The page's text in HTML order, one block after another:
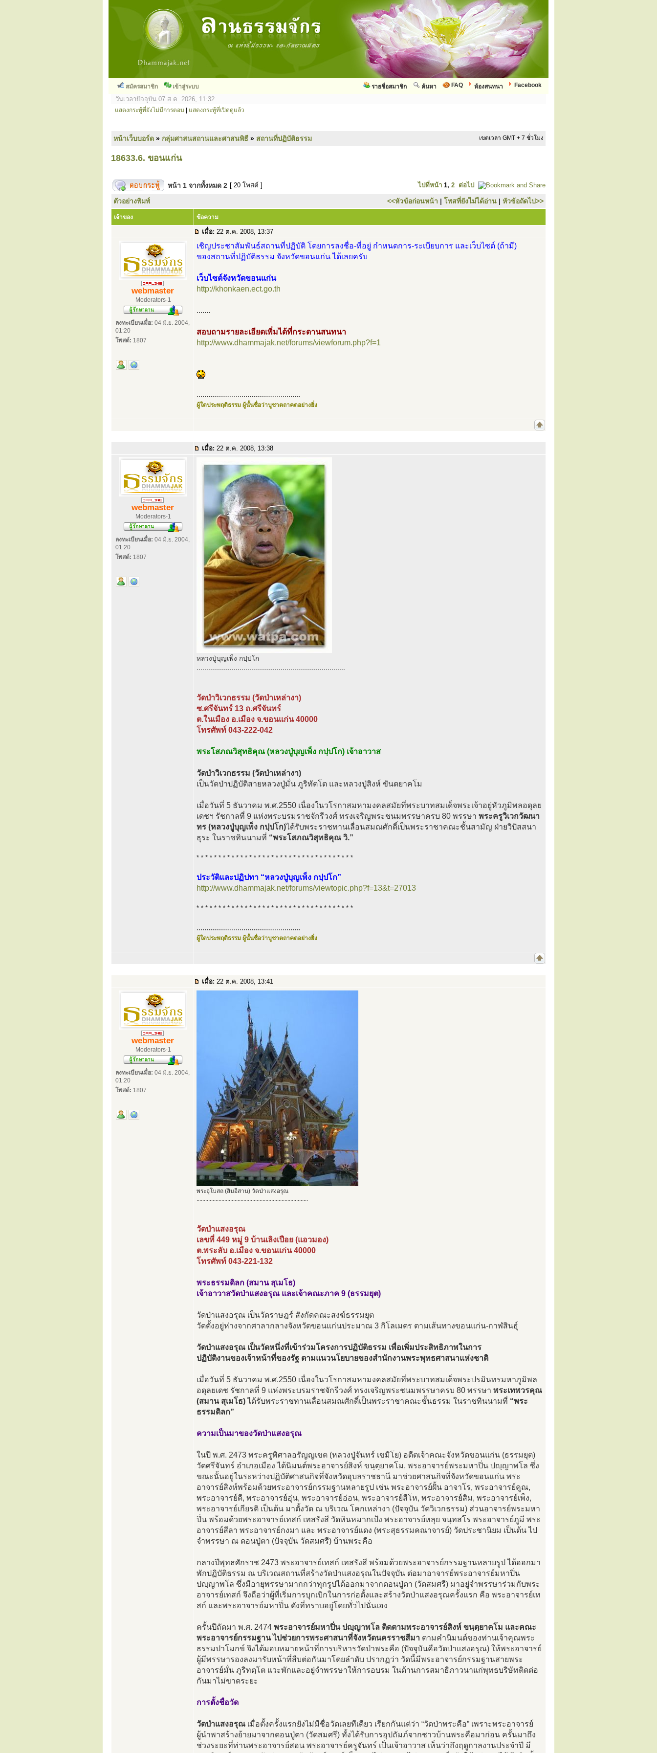
สมัครสมาชิก เข้าสู่ระบบ Facebook
ห้องสนทนา
FAQ
ค้นหา
รายชื่อสมาชิก
วันเวลาปัจจุบัน 07 ส.ค. 2026, 11:32
แสดงกระทู้ที่ยังไม่มีการตอบ แสดงกระทู้ที่เปิดดูแล้ว
หน้าเว็บบอร์ด » กลุ่มศาสนสถานและศาสนพิธี » สถานที่ปฏิบัติธรรม เขตเวลา GMT + 7 ชั่วโมง
18633.6. ขอนแก่น
หน้า 1 จากทั้งหมด 2 [ 20 โพสต์ ] ไปที่หน้า 1, 2 ต่อไป
ตัวอย่างพิมพ์ <<หัวข้อก่อนหน้า | โพสที่ยังไม่ได้อ่าน | หัวข้อถัดไป>>
เจ้าของ ข้อความ
เมื่อ: 22 ต.ค. 2008, 13:37
webmaster
Moderators-1
ลงทะเบียนเมื่อ: 04 มิ.ย. 2004,
01:20
โพสต์: 1807
เชิญประชาสัมพันธ์สถานที่ปฏิบัติ โดยการลงชื่อ-ที่อยู่ กำหนดการ-ระเบียบการ และเว็บไซต์ (ถ้ามี)
ของสถานที่ปฏิบัติธรรม จังหวัดขอนแก่น ได้เลยครับ
เว็บไซต์จังหวัดขอนแก่น
http://khonkaen.ect.go.th
.......
สอบถามรายละเอียดเพิ่มได้ที่กระดานสนทนา
http://www.dhammajak.net/forums/viewforum.php?f=1
.....................................................
ผู้ใดประพฤติธรรม ผู้นั้นชื่อว่าบูชาตถาคตอย่างยิ่ง
เมื่อ: 22 ต.ค. 2008, 13:38
webmaster
Moderators-1
ลงทะเบียนเมื่อ: 04 มิ.ย. 2004,
01:20
โพสต์: 1807
หลวงปู่บุญเพ็ง กปฺปโก
............................................................................
วัดป่าวิเวกธรรม (วัดป่าเหล่างา)
ซ.ศรีจันทร์ 13 ถ.ศรีจันทร์
ต.ในเมือง อ.เมือง จ.ขอนแก่น 40000
โทรศัพท์ 043-222-042
พระโสภณวิสุทธิคุณ (หลวงปู่บุญเพ็ง กปฺปโก) เจ้าอาวาส
วัดป่าวิเวกธรรม (วัดป่าเหล่างา)
เป็นวัดป่าปฏิบัติสายหลวงปู่มั่น ภูริทัตโต และหลวงปู่สิงห์ ขันตยาคโม
เมื่อวันที่ 5 ธันวาคม พ.ศ.2550 เนื่องในวโรกาสมหามงคลสมัยที่พระบาทสมเด็จพระเจ้าอยู่หัวภูมิพลอดุลย
เดชฯ รัชกาลที่ 9 แห่งพระบรมราชจักรีวงศ์ ทรงเจริญพระชนมพรรษาครบ 80 พรรษา พระครูวิเวกวัฒนา
ทร (หลวงปู่บุญเพ็ง กปฺปโก)ได้รับพระราชทานเลื่อนสมณศักดิ์เป็นพระราชาคณะชั้นสามัญ ฝ่ายวิปัสสนา
ธุระ ในราชทินนามที่ “พระโสภณวิสุทธิคุณ วิ.”
* * * * * * * * * * * * * * * * * * * * * * * * * * * * * * * * * * * *
ประวัติและปฏิปทา “หลวงปู่บุญเพ็ง กปฺปโก”
http://www.dhammajak.net/forums/viewtopic.php?f=13&t=27013
* * * * * * * * * * * * * * * * * * * * * * * * * * * * * * * * * * * *
.....................................................
ผู้ใดประพฤติธรรม ผู้นั้นชื่อว่าบูชาตถาคตอย่างยิ่ง
เมื่อ: 22 ต.ค. 2008, 13:41
webmaster
Moderators-1
ลงทะเบียนเมื่อ: 04 มิ.ย. 2004,
01:20
โพสต์: 1807
พระอุโบสถ (สิมอีสาน) วัดป่าแสงอรุณ
............................................................................
วัดป่าแสงอรุณ
เลขที่ 449 หมู่ 9 บ้านเลิงเปือย (แอวมอง)
ต.พระลับ อ.เมือง จ.ขอนแก่น 40000
โทรศัพท์ 043-221-132
พระธรรมดิลก (สมาน สุเมโธ)
เจ้าอาวาสวัดป่าแสงอรุณ และเจ้าคณะภาค 9 (ธรรมยุต)
วัดป่าแสงอรุณ เป็นวัดราษฎร์ สังกัดคณะสงฆ์ธรรมยุต
วัดตั้งอยู่ห่างจากศาลากลางจังหวัดขอนแก่นประมาณ 3 กิโลเมตร ตามเส้นทางขอนแก่น-กาฬสินธุ์
วัดป่าแสงอรุณ เป็นวัดหนึ่งที่เข้าร่วมโครงการปฏิบัติธรรม เพื่อเพิ่มประสิทธิภาพในการ
ปฏิบัติงานของเจ้าหน้าที่ของรัฐ ตามแนวนโยบายของสำนักงานพระพุทธศาสนาแห่งชาติ
เมื่อวันที่ 5 ธันวาคม พ.ศ.2550 เนื่องในวโรกาสมหามงคลสมัยที่พระบาทสมเด็จพระปรมินทรมหาภูมิพล
อดุลยเดช รัชกาลที่ 9 แห่งพระบรมราชจักรีวงศ์ ทรงเจริญพระชนมพรรษาครบ 80 พรรษา พระเทพวรคุณ
(สมาน สุเมโธ)ได้รับพระราชทานเลื่อนสมณศักดิ์เป็นพระราชาคณะชั้นธรรม ในราชทินนามที่ “พระ
ธรรมดิลก”
ความเป็นมาของวัดป่าแสงอรุณ
ในปี พ.ศ. 2473 พระครูพิศาลอรัญญเขต (หลวงปู่จันทร์ เขมิโย) อดีตเจ้าคณะจังหวัดขอนแก่น (ธรรมยุต)
วัดศรีจันทร์ อำเภอเมือง ได้นิมนต์พระอาจารย์สิงห์ ขนฺตฺยาคโม, พระอาจารย์พระมหาปิ่น ปญฺญาพโล ซึ่ง
ขณะนั้นอยู่ในระหว่างปฏิบัติศาสนกิจที่จังหวัดอุบลราชธานี มาช่วยศาสนกิจที่จังหวัดขอนแก่น พระ
อาจารย์สิงห์พร้อมด้วยพระอาจารย์กรรมฐานหลายรูป เช่น พระอาจารย์ฝั้น อาจาโร, พระอาจารย์คูณ,
พระอาจารย์ดี, พระอาจารย์อุ่น, พระอาจารย์อ่อน, พระอาจารย์สีโห, พระอาจารย์สิม, พระอาจารย์เพ็ง,
พระอาจารย์เกียรติ เป็นต้น มาตั้งวัด ณ บริเวณ โคกเหล่างา (ปัจจุบัน วัดวิเวกธรรม) ส่วนอาจารย์พระมหา
ปิ่น พร้อมด้วยพระอาจารย์เทสก์ เทสรังสี วัดหินหมากเป้ง พระอาจารย์หลุย จนฺทสโร พระอาจารย์ภูมี พระ
อาจารย์สีลา พระอาจารย์กงมา และ พระอาจารย์แดง (พระสุธรรมคณาจารย์) วัดประชานิยม เป็นต้น ไป
จำพรรษา ณ ดอนปู่ตา (ปัจจุบัน วัดสมศรี) บ้านพระคือ
กลางปีพุทธศักราช 2473 พระอาจารย์เทสก์ เทสรังสี พร้อมด้วยพระอาจารย์กรรมฐานหลายรูป ได้ออกมา
พักปฏิบัติธรรม ณ บริเวณสถานที่สร้างวัดป่าแสงอรุณในปัจจุบัน ต่อมาอาจารย์พระอาจารย์มหาปิ่น
ปญฺญาพโล ซึ่งมีอายุพรรษามากกว่าทุกรูปได้ออกมาจากดอนปู่ตา (วัดสมศรี) มาอยู่จำพรรษาร่วมกับพระ
อาจารย์เทสก์ จึงถือว่าผู้ที่เริ่มการบุกเบิกในการก่อตั้งและสร้างวัดป่าแสงอรุณครั้งแรก คือ พระอาจารย์เท
สก์ และพระอาจารย์มหาปิ่น ดังที่ทราบอยู่โดยทั่วไปนั่นเอง
ครั้นปีถัดมา พ.ศ. 2474 พระอาจารย์มหาปิ่น ปญฺญาพโล ติดตามพระอาจารย์สิงห์ ขนฺตฺยาคโม และคณะ
พระอาจารย์กรรมฐาน ไปช่วยการพระศาสนาที่จังหวัดนครราชสีมา ตามคำนิมนต์ของท่านเจ้าคุณพระ
ธรรมปาโมกข์ จึงได้มอบหมายหน้าที่การบริหารวัดป่าพระคือ (ปัจจุบันคือวัดป่าแสงอรุณ) ให้พระอาจารย์
ผู้มีพรรษารองลงมารับหน้าที่สืบต่อกันมาโดยลำดับ ปรากฏว่า วัดนี้มีพระอาจารย์กรรมฐานสายพระ
อาจารย์มั่น ภูริทตฺโต แวะพักและอยู่จำพรรษาให้การอบรม ในด้านการสมาธิภาวนาแก่พุทธบริษัทติดต่อ
กันมาไม่ขาดระยะ
การตั้งชื่อวัด
วัดป่าแสงอรุณ เมื่อตั้งครั้งแรกยังไม่มีชื่อวัดเลยทีเดียว เรียกกันแต่ว่า “วัดป่าพระคือ” เพราะพระอาจารย์
ผู้นำพาสร้างย้ายมาจากดอนปู่ตา (วัดสมศรี) ทั้งได้รับการอุปถัมภ์จากชาวบ้านพระคือมาก่อน ครั้นมาถึง
ช่วงระยะที่ท่านพระอาจารย์สอน พระอาจารย์ครูจันทร์ เป็นเจ้าอาวาส เห็นว่าถึงฤดูกาลงานประจำปี มี